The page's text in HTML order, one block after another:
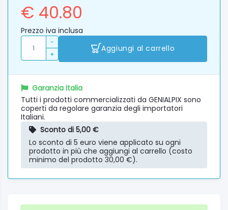
€ 40.80
Prezzo iva inclusa
-
+
Aggiungi al carrello
Garanzia Italia
Tutti i prodotti commercializzati da GENIALPIX sono
coperti da regolare garanzia degli importatori
Italiani.
Sconto di 5,00 €
Lo sconto di 5 euro viene applicato su ogni
prodotto in più che aggiungi al carrello (costo
minimo del prodotto 30,00 €).